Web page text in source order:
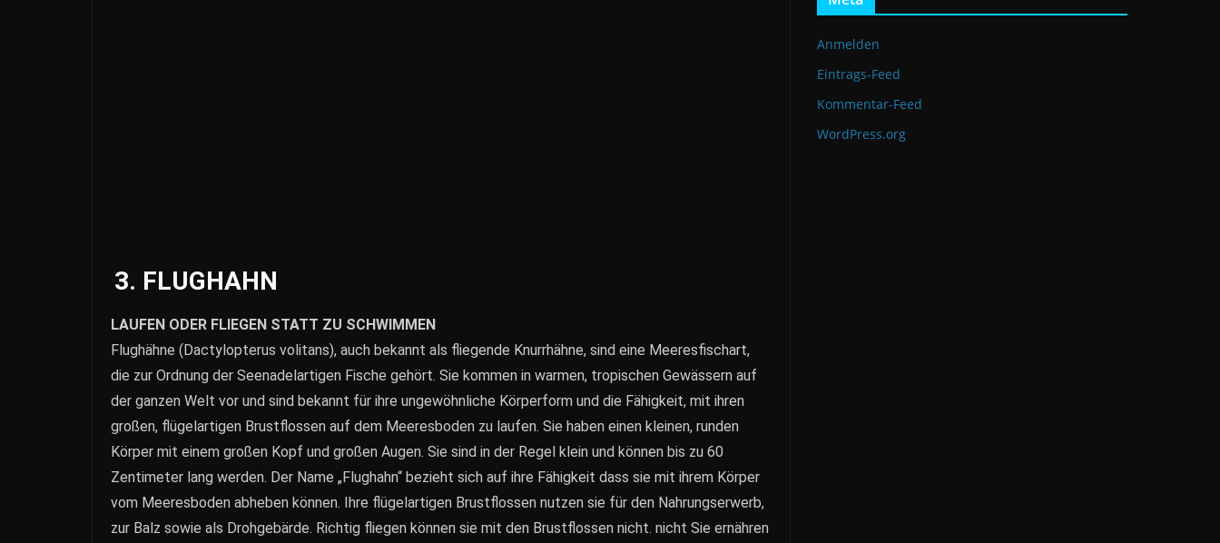
3. FLUGHAHN
LAUFEN ODER FLIEGEN STATT ZU SCHWIMMEN
Flughähne (Dactylopterus volitans), auch bekannt als fliegende Knurrhähne, sind eine Meeresfischart,
die zur Ordnung der Seenadelartigen Fische gehört. Sie kommen in warmen, tropischen Gewässern auf
der ganzen Welt vor und sind bekannt für ihre ungewöhnliche Körperform und die Fähigkeit, mit ihren
großen, flügelartigen Brustflossen auf dem Meeresboden zu laufen. Sie haben einen kleinen, runden
Körper mit einem großen Kopf und großen Augen. Sie sind in der Regel klein und können bis zu 60
Zentimeter lang werden. Der Name „Flughahn“ bezieht sich auf ihre Fähigkeit dass sie mit ihrem Körper
vom Meeresboden abheben können. Ihre flügelartigen Brustflossen nutzen sie für den Nahrungserwerb,
zur Balz sowie als Drohgebärde. Richtig fliegen können sie mit den Brustflossen nicht. nicht Sie ernähren
Anmelden
Eintrags-Feed
Kommentar-Feed
WordPress.org